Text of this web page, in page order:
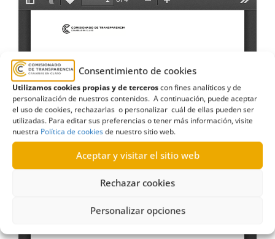
Consentimiento de cookies
Utilizamos cookies propias y de terceroscon fines analíticos y de
personalización de nuestros contenidos. A continuación, puede aceptar
el uso de cookies, rechazarlas o personalizar cuál de ellas pueden ser
utilizadas. Para editar sus preferencias o tener más información, visite
nuestra Política de cookiesde nuestro sitio web.
Aceptar y visitar el sitio web
Rechazar cookies
Personalizar opciones